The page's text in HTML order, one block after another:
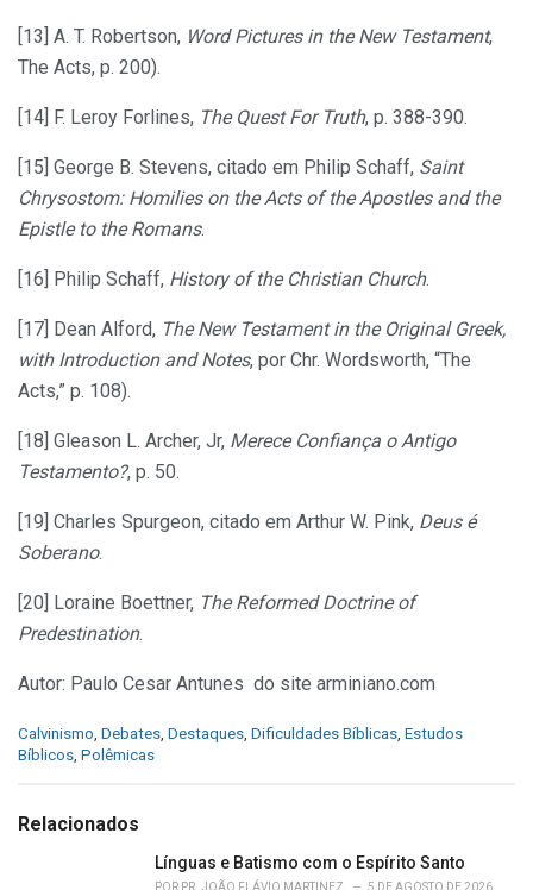
[13] A. T. Robertson, Word Pictures in the New Testament,
The Acts, p. 200).
[14] F. Leroy Forlines, The Quest For Truth, p. 388-390.
[15] George B. Stevens, citado em Philip Schaff, Saint
Chrysostom: Homilies on the Acts of the Apostles and the
Epistle to the Romans.
[16] Philip Schaff, History of the Christian Church.
[17] Dean Alford, The New Testament in the Original Greek,
with Introduction and Notes, por Chr. Wordsworth, “The
Acts,” p. 108).
[18] Gleason L. Archer, Jr, Merece Confiança o Antigo
Testamento?, p. 50.
[19] Charles Spurgeon, citado em Arthur W. Pink, Deus é
Soberano.
[20] Loraine Boettner, The Reformed Doctrine of
Predestination.
Autor: Paulo Cesar Antunes do site arminiano.com
C
a
g
Calvinismo, Debates, Destaques, Dificuldades Bíblicas, Estudos
Bíblicos, Polêmicas
Relacionados
Línguas e Batismo com o Espírito Santo
POR PR. JOÃO FLÁVIO MARTINEZ 5 DE AGOSTO DE 2026